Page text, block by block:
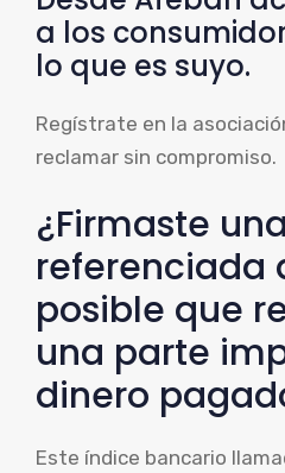
a los
lo que es suyo.
Regístrate en la
reclamar sin compromiso.
¿Firmaste
referenciada
posible que
una parte
dinero
Este índice bancario